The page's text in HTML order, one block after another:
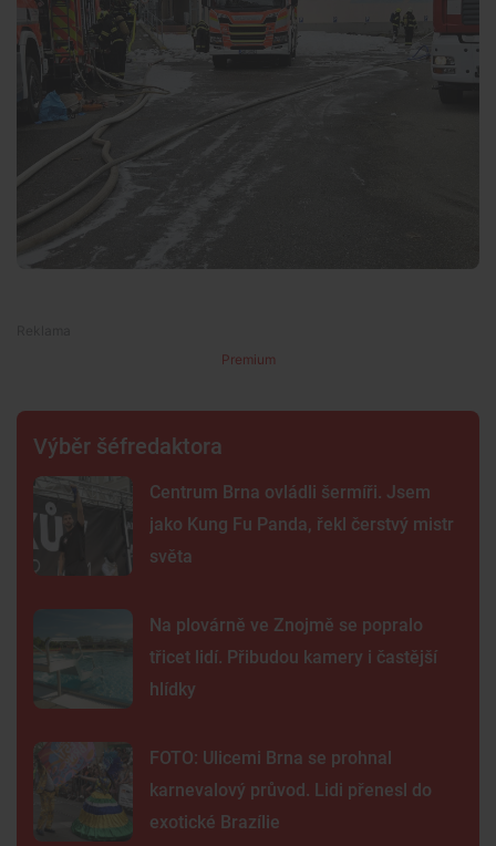
Premium
Výběr šéfredaktora
Centrum Brna ovládli šermíři. Jsem
jako Kung Fu Panda, řekl čerstvý mistr
světa
Na plovárně ve Znojmě se popralo
třicet lidí. Přibudou kamery i častější
hlídky
FOTO: Ulicemi Brna se prohnal
karnevalový průvod. Lidi přenesl do
exotické Brazílie